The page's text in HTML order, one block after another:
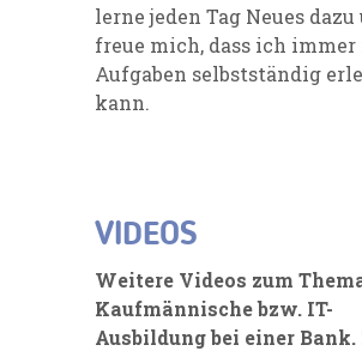
lerne jeden Tag Neues dazu
freue mich, dass ich immer
Aufgaben selbstständig
kann.
VIDEOS
Weitere Videos zum
Kaufmännische bzw. IT-
Ausbildung bei einer Bank.